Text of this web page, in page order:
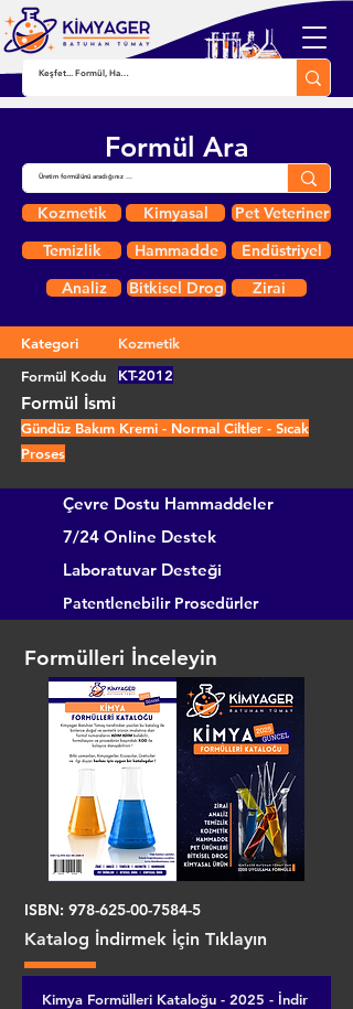
Formül Ara
Kozmetik Kimyasal
Pet Veteriner
Temizlik
Hammadde
Endüstriyel
Analiz
Bitkisel Drog Zirai
Kategori
Kozmetik
Formül Kodu
KT-2012
Formül İsmi
Gündüz Bakım Kremi - Normal Ciltler - Sıcak
Proses
Çevre Dostu Hammaddeler
7/24 Online Destek
Laboratuvar Desteği
Patentlenebilir Prosedürler
Formülleri İnceleyin
ISBN: 978-625-00-7584-5
Katalog İndirmek İçin Tıklayın
Kimya Formülleri Kataloğu - 2025 - İndir